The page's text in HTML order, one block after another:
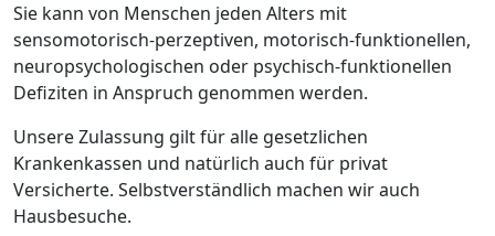
Sie kann von Menschen jeden Alters mit
sensomotorisch-perzeptiven, motorisch-funktionellen,
neuropsychologischen oder psychisch-funktionellen
Defiziten in Anspruch genommen werden.
Unsere Zulassung gilt für alle gesetzlichen
Krankenkassen und natürlich auch für privat
Versicherte. Selbstverständlich machen wir auch
Hausbesuche.